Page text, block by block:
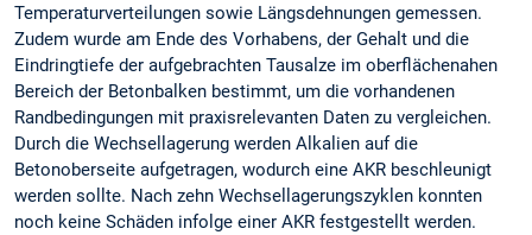
Temperaturverteilungen sowie Längsdehnungen gemessen.
Zudem wurde am Ende des Vorhabens, der Gehalt und die
Eindringtiefe der aufgebrachten Tausalze im oberflächenahen
Bereich der Betonbalken bestimmt, um die vorhandenen
Randbedingungen mit praxisrelevanten Daten zu vergleichen.
Durch die Wechsellagerung werden Alkalien auf die
Betonoberseite aufgetragen, wodurch eine AKR beschleunigt
werden sollte. Nach zehn Wechsellagerungszyklen konnten
noch keine Schäden infolge einer AKR festgestellt werden.